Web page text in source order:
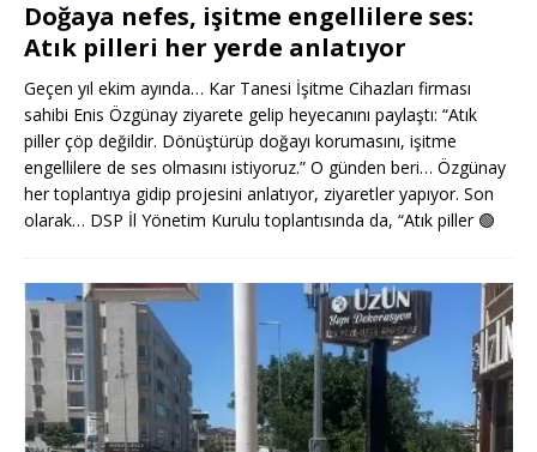
Doğaya nefes, işitme engellilere ses:
Atık pilleri her yerde anlatıyor
Geçen yıl ekim ayında… Kar Tanesi İşitme Cihazları firması
sahibi Enis Özgünay ziyarete gelip heyecanını paylaştı: “Atık
piller çöp değildir. Dönüştürüp doğayı korumasını, işitme
engellilere de ses olmasını istiyoruz.” O günden beri… Özgünay
her toplantıya gidip projesini anlatıyor, ziyaretler yapıyor. Son
olarak… DSP İl Yönetim Kurulu toplantısında da, “Atık piller 🟢